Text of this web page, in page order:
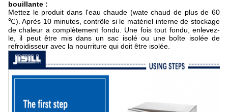
bouillante :
Mettez le produit dans l'eau chaude (wate chaud de plus de 60
℃). Après 10 minutes, contrôle si le matériel interne de stockage
de chaleur a complètement fondu. Une fois tout fondu, enlevez-
le, il peut être mis dans un sac isolé ou une boîte isolée de
refroidisseur avec la nourriture qui doit être isolée.